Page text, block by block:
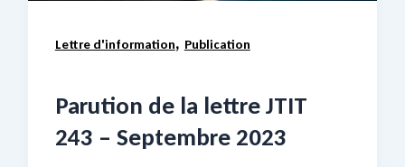
Lettre d'information, Publication
Parution de la lettre JTIT
243 – Septembre 2023